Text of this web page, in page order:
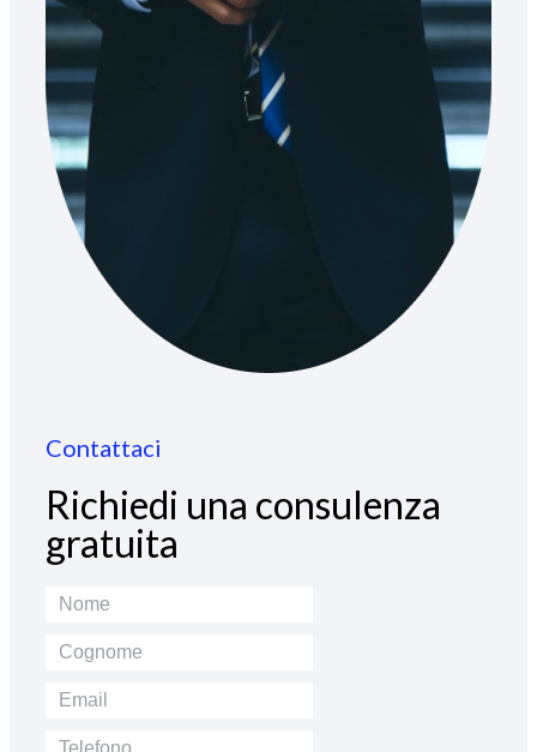
Contattaci
Richiedi una consulenza
gratuita